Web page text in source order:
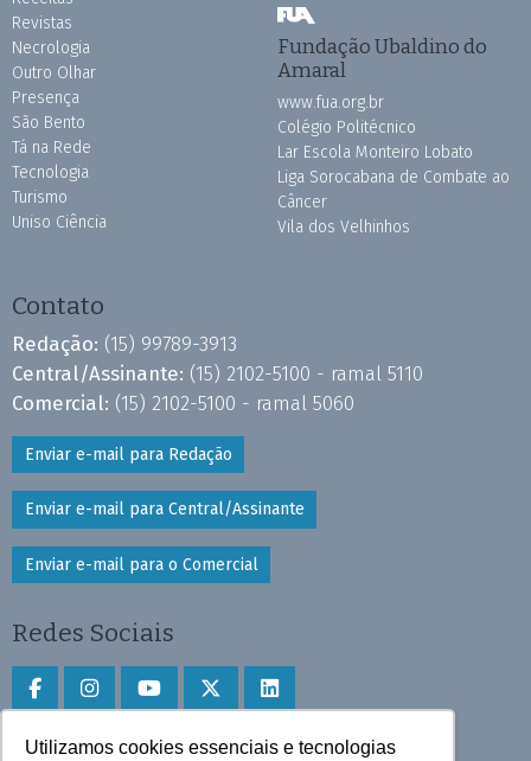
Utilizamos cookies essenciais e tecnologias
Revistas
Necrologia
Outro Olhar
Presença
São Bento
Tá na Rede
Tecnologia
Turismo
Uniso Ciência
Fundação Ubaldino do
Amaral
www.fua.org.br
Colégio Politécnico
Lar Escola Monteiro Lobato
Liga Sorocabana de Combate ao
Câncer
Vila dos Velhinhos
Contato
Redação: (15) 99789-3913
Central/Assinante: (15) 2102-5100 - ramal 5110
Comercial: (15) 2102-5100 - ramal 5060
Enviar e-mail para Redação
Enviar e-mail para Central/Assinante
Enviar e-mail para o Comercial
Redes Sociais